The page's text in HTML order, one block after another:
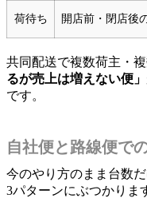
荷待ち 開店前・閉店後
共同配送で複数荷主・
るが売上は増えない便」
です。
自社便と路線便で
今のやり方のまま台数
3パターンにぶつかりま